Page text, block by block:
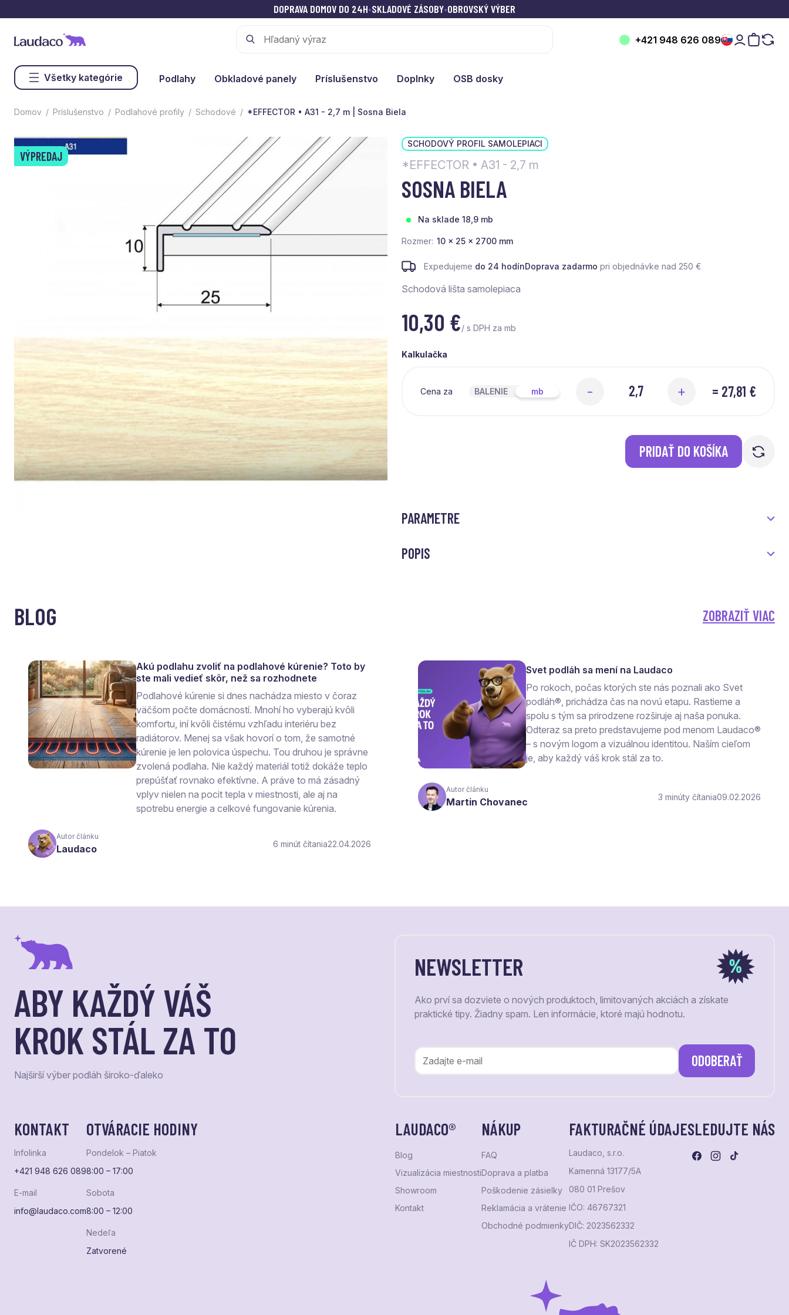
DOPRAVA DOMOV DO 24H•SKLADOVÉ ZÁSOBY•OBROVSKÝ VÝBER
+421 948 626 089
Všetky kategórie Podlahy Obkladové panely Príslušenstvo Doplnky OSB dosky
Domov Príslušenstvo Podlahové profily Schodové *EFFECTOR • A31 - 2,7 m | Sosna Biela
VÝPREDAJ
SCHODOVÝ PROFIL SAMOLEPIACI
*EFFECTOR • A31 - 2,7 m
SOSNA BIELA
Na sklade 18,9 mb
Rozmer 10 x 25 x 2700 mm
Expedujeme do 24 hodínDoprava zadarmo pri objednávke nad 250 €
Schodová lišta samolepiaca
10,30 €/ s DPH za mb
Kalkulačka
Cena za BALENIE mb - + = 27,81 €
PRIDAŤ DO KOŠÍKA
PARAMETRE
POPIS
BLOG ZOBRAZIŤ VIAC
Akú podlahu zvoliť na podlahové kúrenie? Toto by
ste mali vedieť skôr, než sa rozhodnete
Podlahové kúrenie si dnes nachádza miesto v čoraz
väčšom počte domácností. Mnohí ho vyberajú kvôli
komfortu, iní kvôli čistému vzhľadu interiéru bez
radiátorov. Menej sa však hovorí o tom, že samotné
kúrenie je len polovica úspechu. Tou druhou je správne
zvolená podlaha. Nie každý materiál totiž dokáže teplo
prepúšťať rovnako efektívne. A práve to má zásadný
vplyv nielen na pocit tepla v miestnosti, ale aj na
spotrebu energie a celkové fungovanie kúrenia.
Autor článku
Laudaco 6 čítania22.04.2026
Svet podláh sa mení na Laudaco
Po rokoch, počas ktorých ste nás poznali ako Svet
podláh®, prichádza čas na novú etapu. Rastieme a
spolu s tým sa prirodzene rozširuje aj naša ponuka.
Odteraz sa preto predstavujeme pod menom Laudaco®
– s novým logom a vizuálnou identitou. Naším cieľom
je, aby každý váš krok stál za to.
Autor článku
Martin Chovanec 3 čítania09.02.2026
ABY KAŽDÝ VÁŠ
KROK STÁL ZA TO
Najširší výber podláh široko-ďaleko
NEWSLETTER
Ako prví sa dozviete o nových produktoch, limitovaných akciách a získate
praktické tipy. Žiadny spam. Len informácie, ktoré majú hodnotu.
ODOBERAŤ
KONTAKT
Infolinka
+421 948 626 089
E-mail
info@laudaco.com
OTVÁRACIE HODINY
Pondelok – Piatok
8:00 – 17:00
Sobota
8:00 – 12:00
Nedeľa
Zatvorené
LAUDACO®
Blog
Vizualizácia miestnosti
Showroom
Kontakt
NÁKUP
FAQ
Doprava a platba
Poškodenie zásielky
Reklamácia a vrátenie
Obchodné podmienky
FAKTURAČNÉ ÚDAJE
Laudaco, s.r.o.
Kamenná 13177/5A
080 01 Prešov
IČO: 46767321
DIČ: 2023562332
IČ DPH: SK2023562332
SLEDUJTE NÁS